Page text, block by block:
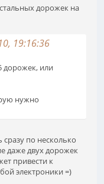
дорожек на
19:16:36
дорожек, или
нужно
по несколько
даже двух дорожек
привести к
электроники =)